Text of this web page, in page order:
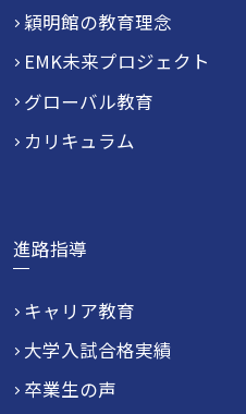
穎明館の教育理念
EMK未来プロジェクト
グローバル教育
カリキュラム
進路指導
キャリア教育
大学入試合格実績
卒業生の声